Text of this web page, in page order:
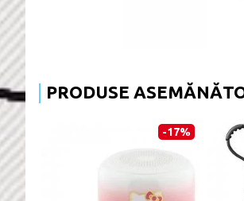
PRODUSE
-17%